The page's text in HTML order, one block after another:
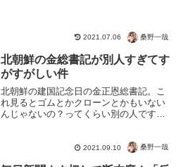
2021.07.06 桑野一哉
北朝鮮の金総書記が別人すぎてす
がすがしい件
北朝鮮の建国記念日の金正恩総書記。こ
れ見るとゴムとかクローンとかもいない
んじゃないの？ってくらい別の人ですよ
兆でしょうか・・・北で建国記念日 出
2021.09.10 桑野一哉